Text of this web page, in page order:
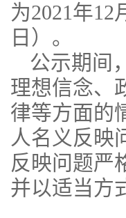
为2021年12
日）。
公示期间
理想信念、
律等方面的
人名义反映
反映问题严
并以适当方